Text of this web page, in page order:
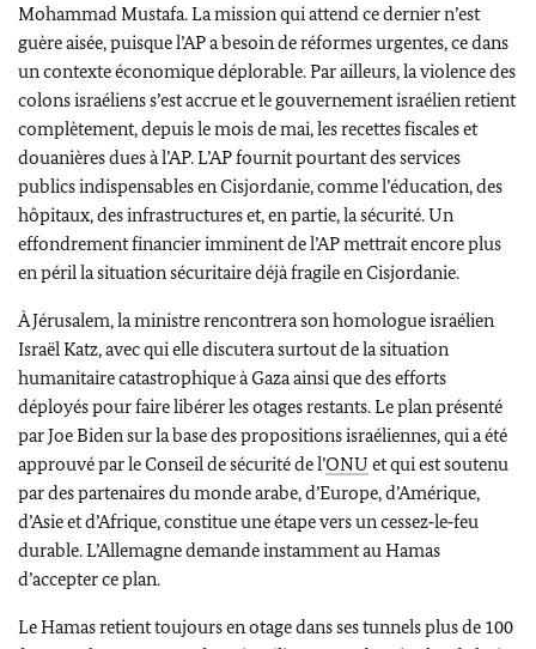
Mohammad Mustafa. La mission qui attend ce dernier n’est
guère aisée, puisque l’AP a besoin de réformes urgentes, ce dans
un contexte économique déplorable. Par ailleurs, la violence des
colons israéliens s’est accrue et le gouvernement israélien retient
complètement, depuis le mois de mai, les recettes fiscales et
douanières dues à l’AP. L’AP fournit pourtant des services
publics indispensables en Cisjordanie, comme l’éducation, des
hôpitaux, des infrastructures et, en partie, la sécurité. Un
effondrement financier imminent de l’AP mettrait encore plus
en péril la situation sécuritaire déjà fragile en Cisjordanie.
À Jérusalem, la ministre rencontrera son homologue israélien
Israël Katz, avec qui elle discutera surtout de la situation
humanitaire catastrophique à Gaza ainsi que des efforts
déployés pour faire libérer les otages restants. Le plan présenté
parJoe Bidensur la base des propositions israéliennes, qui a été
approuvé par le Conseil de sécurité de l’ONU et qui est soutenu
par des partenaires du monde arabe, d’Europe, d’Amérique,
d’Asie et d’Afrique, constitue une étape vers un cessez‑le‑feu
durable. L’Allemagne demande instamment au Hamas
d’accepter ce plan.
Le Hamas retient toujours en otage dans ses tunnels plus de 100